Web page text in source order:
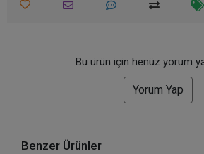
Bu ürün için henüz yorum
Yorum Yap
Benzer Ürünler